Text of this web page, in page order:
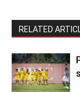
RELATED